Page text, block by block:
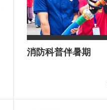
消防科普伴暑期